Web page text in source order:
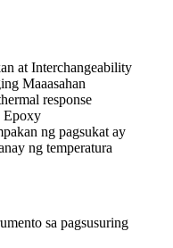
at Interchangeability
Maaasahan
response
Epoxy
ng pagsukat ay
ng temperatura
sa pagsusuring